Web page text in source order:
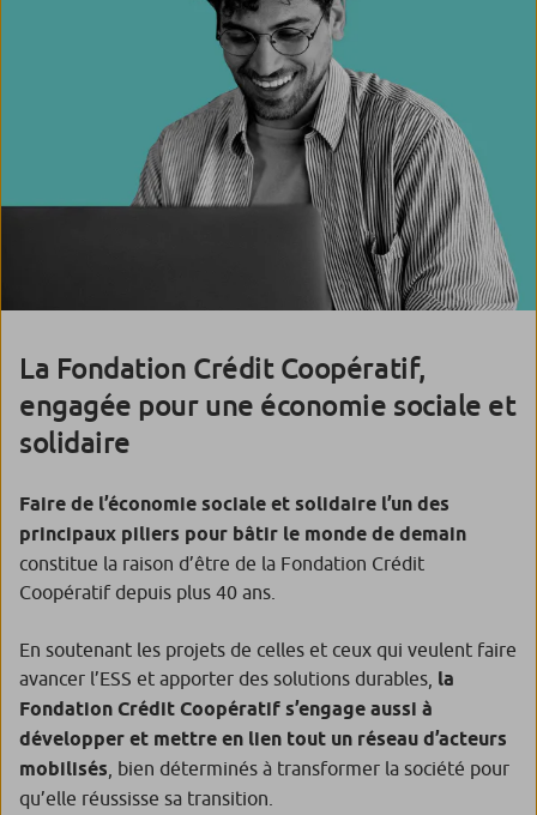
La Fondation Crédit Coopératif,
engagée pour une économie sociale et
solidaire
Faire de l’économie sociale et solidaire l’un des
principaux piliers pour bâtir le monde de demain
constitue la raison d’être de la Fondation Crédit
Coopératif depuis plus 40 ans.
En soutenant les projets de celles et ceux qui veulent faire
avancer l’ESS et apporter des solutions durables, la
Fondation Crédit Coopératif s’engage aussi à
développer et mettre en lien tout un réseau d’acteurs
mobilisés , bien déterminés à transformer la société pour
qu’elle réussisse sa transition.